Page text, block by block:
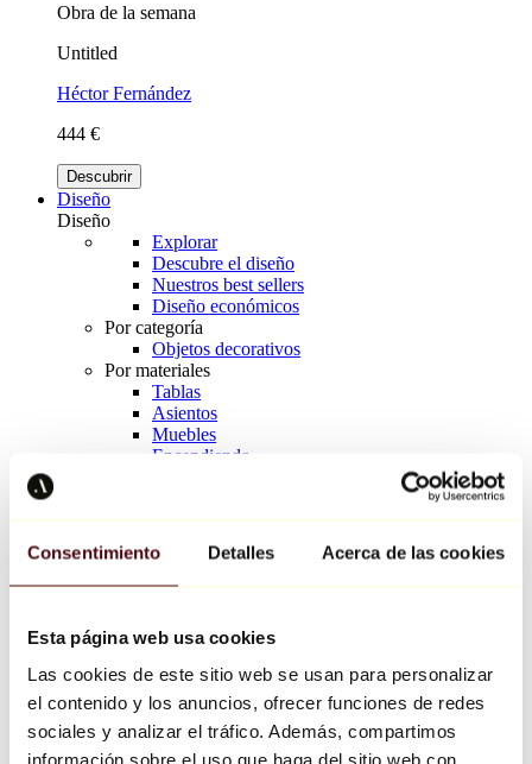
Consentimiento Detalles Acerca de las cookies
Esta página web usa cookies
Las cookies de este sitio web se usan para personalizar
el contenido y los anuncios, ofrecer funciones de redes
sociales y analizar el tráfico. Además, compartimos
información sobre el uso que haga del sitio web con
Obra de la semana
Untitled
Héctor Fernández
444 €
Descubrir
Diseño
Diseño
Explorar
Descubre el diseño
Nuestros best sellers
Diseño económicos
Por categoría
Objetos decorativos
Por materiales
Tablas
Asientos
Muebles
Encendiendo
Richard Orlinski
Keith Haring
Jeff Koons
Jean-Michel Basquiat
Todos los diseñadores
Obra de la semana